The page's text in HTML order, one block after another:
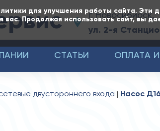
для улучшения работы сайта. Эти
Продолжая использовать сайт, вы
г. Новосибирск,
ул. 2-я
СТАТЬИ ОПЛАТА
двустороннего входа Насос